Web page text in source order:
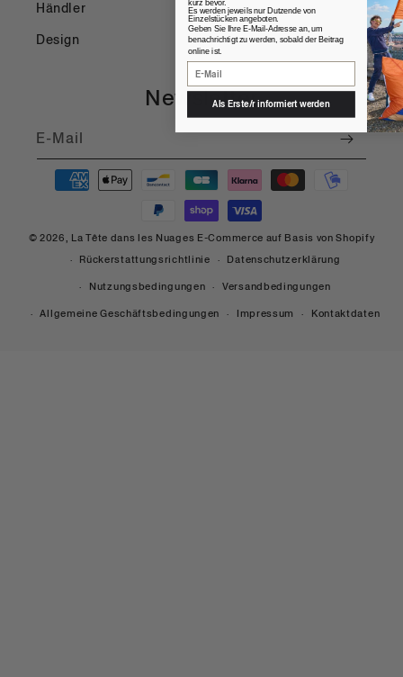
Händler
Design
Newsletter
E-Mail
Zahlungsmöglichkeiten
© 2026, La Tête dans les Nuages E-Commerce auf Basis von Shopify
Rückerstattungsrichtlinie
Datenschutzerklärung
Nutzungsbedingungen
Versandbedingungen
Allgemeine Geschäftsbedingungen
Impressum Kontaktdaten
kurz bevor.
Es werden jeweils nur Dutzende von
Einzelstücken angeboten.
Geben Sie Ihre E-Mail-Adresse an, um
benachrichtigt zu werden, sobald der Beitrag
online ist.
Als Erste/r informiert werden